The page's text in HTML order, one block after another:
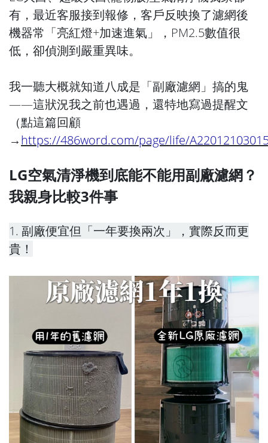
有，最近客服接到報修，客戶反映換了濾網後
機器常「亮紅燈+加速進氣」，PM2.5數值很
低，卻偵測到嚴重異味。
我一聽大概就知道八成是「副廠濾網」搞的鬼
——這狀況我之前也遇過，還特地寫過提醒文
（點這篇回顧
→https://486word.com/page/life/
LG空氣清淨機到底能不能用副廠濾網？
我親身比較3件事
1. 副廠便宜但「一年要換兩次」，實際反而更
貴！